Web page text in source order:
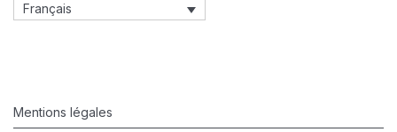
Français
Mentions légales